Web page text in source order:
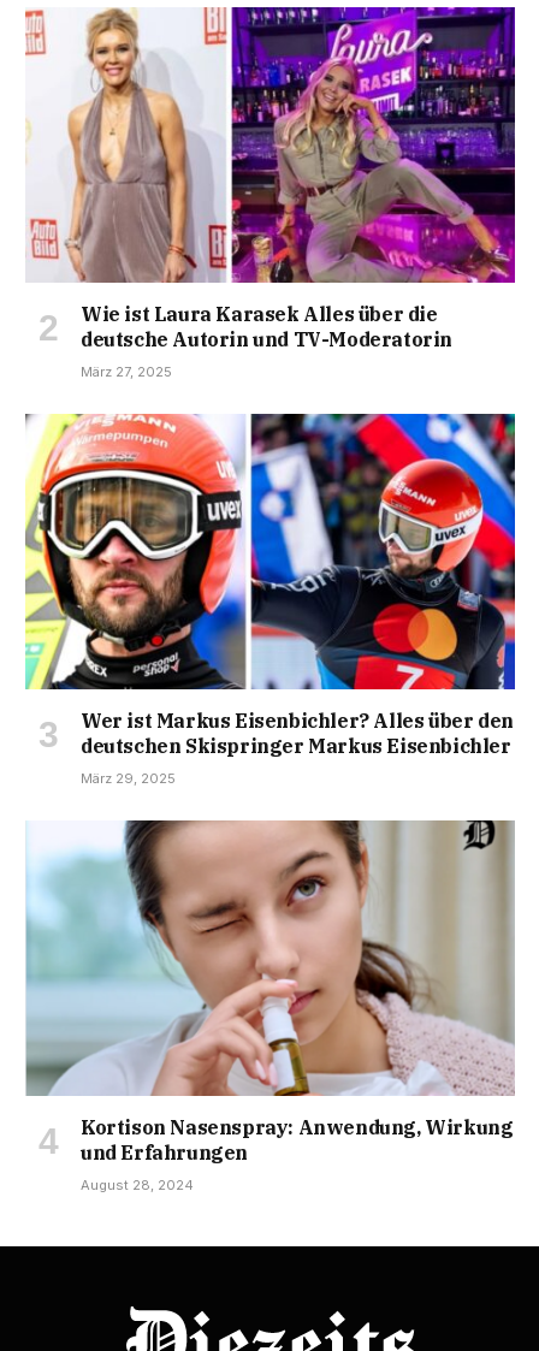
Wie ist Laura Karasek Alles über die
deutsche Autorin und TV-Moderatorin
März 27, 2025
Wer ist Markus Eisenbichler? Alles über den
deutschen Skispringer Markus Eisenbichler
März 29, 2025
Kortison Nasenspray: Anwendung, Wirkung
und Erfahrungen
August 28, 2024